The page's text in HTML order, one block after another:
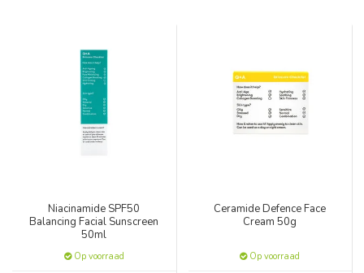
Niacinamide SPF50
Balancing Facial Sunscreen
50ml
Op voorraad
Ceramide Defence Face
Cream 50g
Op voorraad